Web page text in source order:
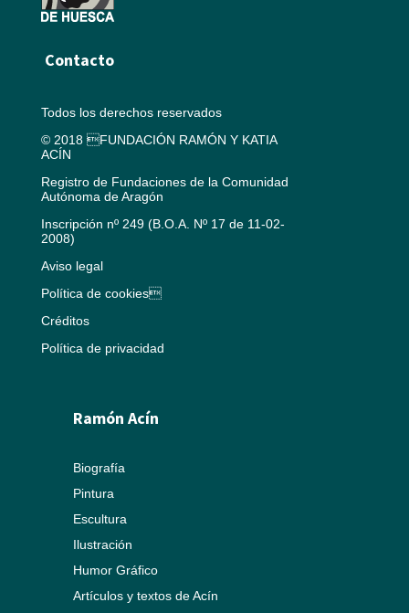
Contacto
Todos los derechos reservados
© 2018 FUNDACIÓN RAMÓN Y KATIA
ACÍN
Registro de Fundaciones de la Comunidad
Autónoma de Aragón
Inscripción nº 249 (B.O.A. Nº 17 de 11-02-
2008)
Aviso legal
Política de cookies
Créditos
Política de privacidad
Ramón Acín
Biografía
Pintura
Escultura
Ilustración
Humor Gráfico
Artículos y textos de Acín